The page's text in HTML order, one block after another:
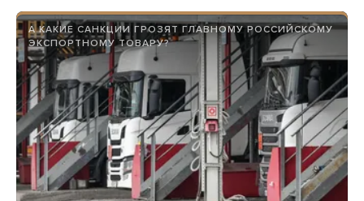
А КАКИЕ САНКЦИИ ГРОЗЯТ ГЛАВНОМУ РОССИЙСКОМУ
ЭКСПОРТНОМУ ТОВАРУ?